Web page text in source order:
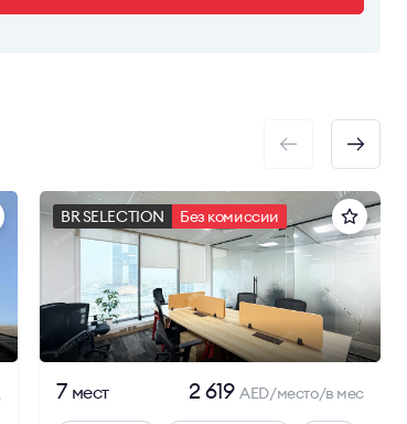
BR SELECTION Без комиссии
7 мест 2 619AED/место/в мес